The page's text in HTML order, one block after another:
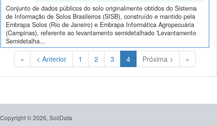
Conjunto de dados públicos do solo originalmente obtidos do Sistema
de Informação de Solos Brasileiros (SISB), construído e mantido pela
Embrapa Solos (Rio de Janeiro) e Embrapa Informática Agropecuária
(Campinas), referente ao levantamento semidetalhado 'Levantamento
Semidetalha...
« < Anterior 1 2 3 4(Atual)Próxima > »
Copyright © 2026, SoilData